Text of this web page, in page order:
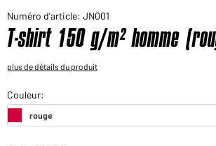
Numéro d'article: JN001
T-shirt 150 g/m² homme
plus de détails du produit